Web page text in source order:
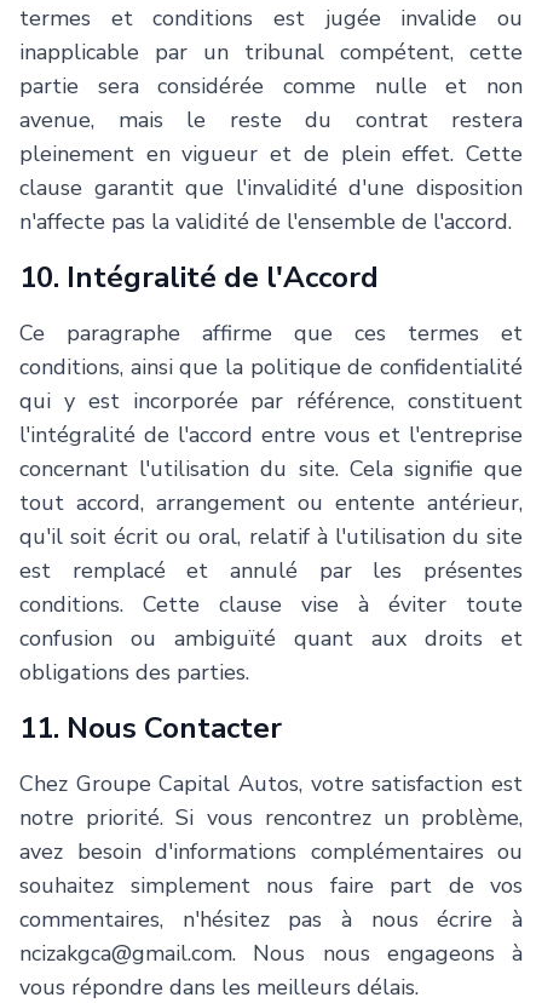
termes et conditions est jugée invalide ou
inapplicable par un tribunal compétent, cette
partie sera considérée comme nulle et non
avenue, mais le reste du contrat restera
pleinement en vigueur et de plein effet. Cette
clause garantit que l'invalidité d'une disposition
n'affecte pas la validité de l'ensemble de l'accord.
10. Intégralité de l'Accord
Ce paragraphe affirme que ces termes et
conditions, ainsi que la politique de confidentialité
qui y est incorporée par référence, constituent
l'intégralité de l'accord entre vous et l'entreprise
concernant l'utilisation du site. Cela signifie que
tout accord, arrangement ou entente antérieur,
qu'il soit écrit ou oral, relatif à l'utilisation du site
est remplacé et annulé par les présentes
conditions. Cette clause vise à éviter toute
confusion ou ambiguïté quant aux droits et
obligations des parties.
11. Nous Contacter
Chez Groupe Capital Autos, votre satisfaction est
notre priorité. Si vous rencontrez un problème,
avez besoin d'informations complémentaires ou
souhaitez simplement nous faire part de vos
commentaires, n'hésitez pas à nous écrire à
ncizakgca@gmail.com. Nous nous engageons à
vous répondre dans les meilleurs délais.